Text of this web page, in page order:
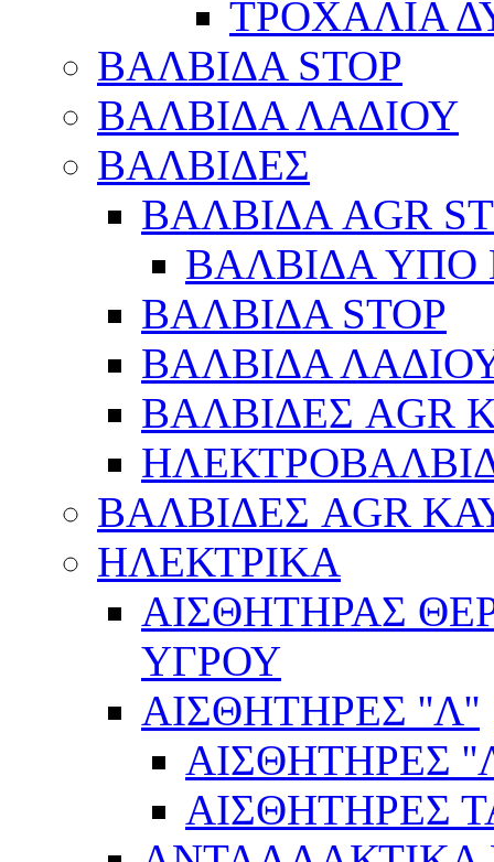
ΤΡΟΧΑΛΙΑ
ΒΑΛΒΙΔΑ STOP
ΒΑΛΒΙΔΑ ΛΑΔΙΟΥ
ΒΑΛΒΙΔΕΣ
ΒΑΛΒΙΔΑ AGR
ΒΑΛΒΙΔΑ ΥΠΟ
ΒΑΛΒΙΔΑ STOP
ΒΑΛΒΙΔΑ
ΒΑΛΒΙΔΕΣ AGR
ΒΑΛΒΙΔΕΣ AGR
ΗΛΕΚΤΡΙΚΑ
ΑΙΣΘΗΤΗΡΑΣ
ΥΓΡΟΥ
ΑΙΣΘΗΤΗΡΕΣ ''Λ''
ΑΙΣΘΗΤΗΡEΣ
ΑΙΣΘΗΤΗΡEΣ